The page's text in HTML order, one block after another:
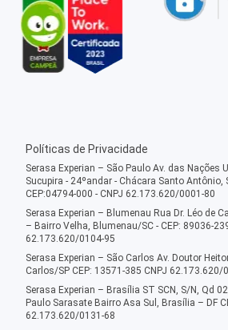
Políticas de Privacidade
Serasa Experian – São Paulo Av. das Nações
Sucupira - 24ºandar - Chácara Santo Antônio,
CEP:04794-000 - CNPJ 62.173.620/0001-80
Serasa Experian – Blumenau Rua Dr. Léo de
– Bairro Velha, Blumenau/SC - CEP: 89036-
62.173.620/0104-95
Serasa Experian – São Carlos Av. Doutor
Carlos/SP CEP: 13571-385 CNPJ 62.173.620/
Serasa Experian – Brasília ST SCN, S/N, Qd
Paulo Sarasate Bairro Asa Sul, Brasília – DF
62.173.620/0131-68